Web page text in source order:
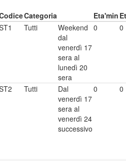
Categoria Eta'min
Tutti
Weekend
dal
venerdì 17
sera al
lunedì 20
sera
0 0
Tutti
Dal
venerdì 17
sera al
venerdì 24
successivo
0 0